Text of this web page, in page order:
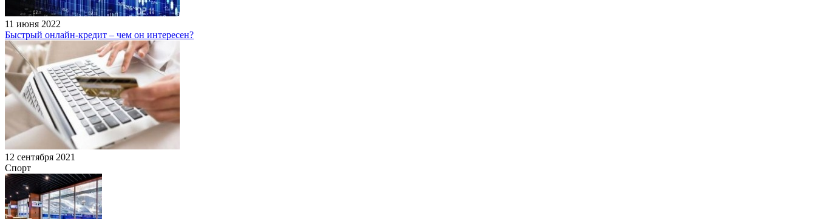
11 июня 2022
Быстрый онлайн-кредит – чем он интересен?
12 сентября 2021
Спорт